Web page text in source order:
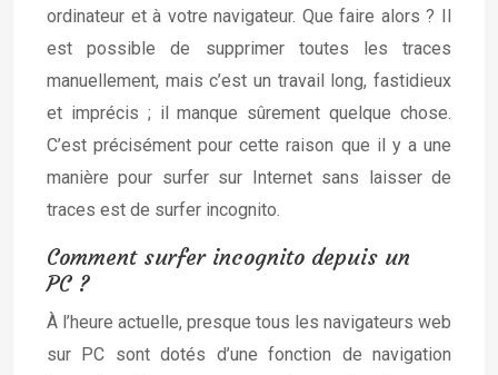
ordinateur et à votre navigateur. Que faire alors ? Il
est possible de supprimer toutes les traces
manuellement, mais c’est un travail long, fastidieux
et imprécis ; il manque sûrement quelque chose.
C’est précisément pour cette raison que il y a une
manière pour surfer sur Internet sans laisser de
traces est de surfer incognito.
Comment surfer incognito depuis un
PC ?
À l’heure actuelle, presque tous les navigateurs web
sur PC sont dotés d’une fonction de navigation